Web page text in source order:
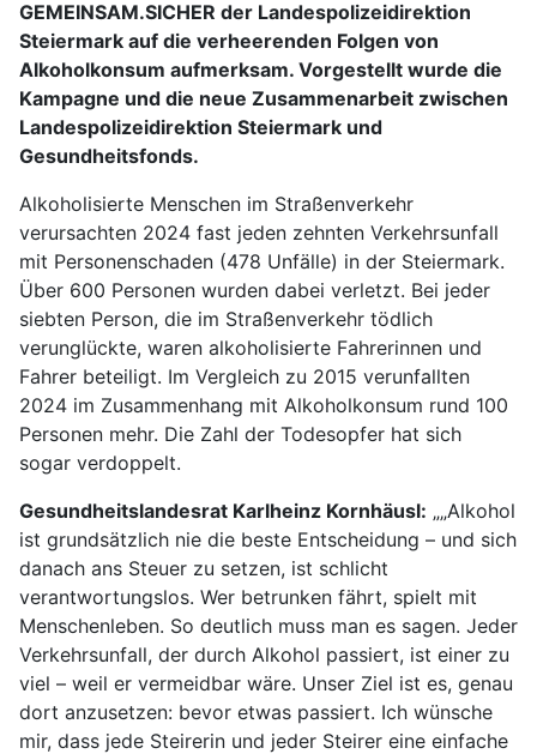
GEMEINSAM.SICHER der Landespolizeidirektion
Steiermark auf die verheerenden Folgen von
Alkoholkonsum aufmerksam. Vorgestellt wurde die
Kampagne und die neue Zusammenarbeit zwischen
Landespolizeidirektion Steiermark und
Gesundheitsfonds.
Alkoholisierte Menschen im Straßenverkehr
verursachten 2024 fast jeden zehnten Verkehrsunfall
mit Personenschaden (478 Unfälle) in der Steiermark.
Über 600 Personen wurden dabei verletzt. Bei jeder
siebten Person, die im Straßenverkehr tödlich
verunglückte, waren alkoholisierte Fahrerinnen und
Fahrer beteiligt. Im Vergleich zu 2015 verunfallten
2024 im Zusammenhang mit Alkoholkonsum rund 100
Personen mehr. Die Zahl der Todesopfer hat sich
sogar verdoppelt.
Gesundheitslandesrat Karlheinz Kornhäusl: „„Alkohol
ist grundsätzlich nie die beste Entscheidung – und sich
danach ans Steuer zu setzen, ist schlicht
verantwortungslos. Wer betrunken fährt, spielt mit
Menschenleben. So deutlich muss man es sagen. Jeder
Verkehrsunfall, der durch Alkohol passiert, ist einer zu
viel – weil er vermeidbar wäre. Unser Ziel ist es, genau
dort anzusetzen: bevor etwas passiert. Ich wünsche
mir, dass jede Steirerin und jeder Steirer eine einfache